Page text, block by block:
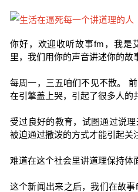
你好，欢迎收听故事fm，我是
里，我们用你的声音讲述你的故
每周一，三五咱们不见不散。
在引擎盖上哭，引起了很多人的
受过良好的教育，试图通过说
被迫通过撒泼的方式才能引起关
难道在这个社会里讲道理保持体
这个新闻出来之后，我们在故